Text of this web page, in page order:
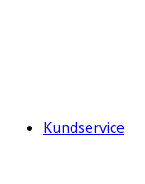
Kundservice